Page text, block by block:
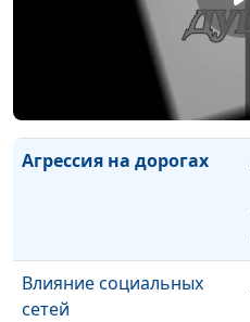
Нужны ли физические
Агрессия на дорогах
Влияние социальных
сетей